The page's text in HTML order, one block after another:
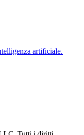
artificiale.​​